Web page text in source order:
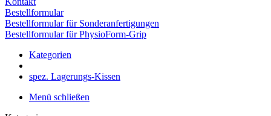
Bestellformular
Bestellformular für Sonderanfertigungen
Bestellformular für PhysioForm-Grip
Kategorien
spez. Lagerungs-Kissen
Menü schließen